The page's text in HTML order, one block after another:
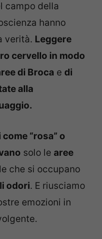
campo della
hanno
verità. Leggere
cervello in modo
di Broca e di
alla
“rosa” o
solo le aree
che si occupano
odori. E riusciamo
emozioni in